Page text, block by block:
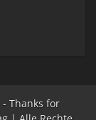
Thanks for